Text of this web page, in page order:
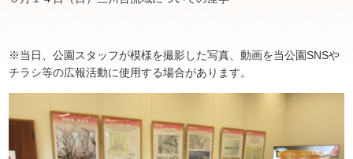
※当日、公園スタッフが模様を撮影した写真、動画を当公園SNSや
チラシ等の広報活動に使用する場合があります。